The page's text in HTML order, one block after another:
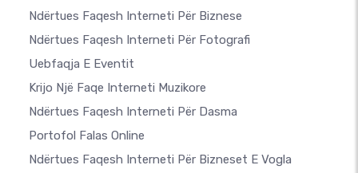
Ndërtues Faqesh Interneti Për Biznese
Ndërtues Faqesh Interneti Për Fotografi
Uebfaqja E Eventit
Krijo Një Faqe Interneti Muzikore
Ndërtues Faqesh Interneti Për Dasma
Portofol Falas Online
Ndërtues Faqesh Interneti Për Bizneset E Vogla